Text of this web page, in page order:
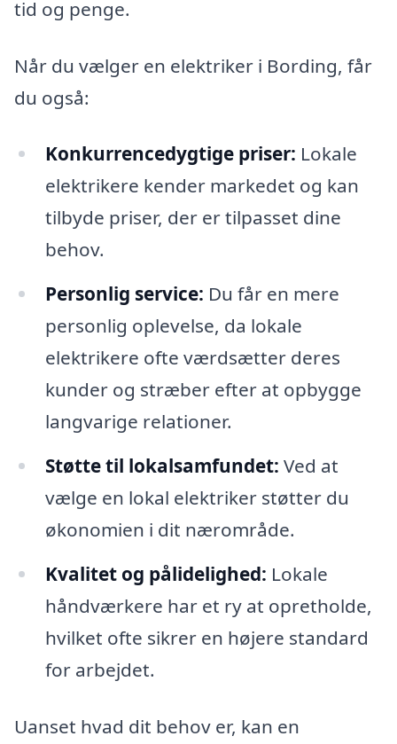
tid og penge.
Når du vælger en elektriker i Bording, får
du også:
Konkurrencedygtige priser: Lokale
elektrikere kender markedet og kan
tilbyde priser, der er tilpasset dine
behov.
Personlig service: Du får en mere
personlig oplevelse, da lokale
elektrikere ofte værdsætter deres
kunder og stræber efter at opbygge
langvarige relationer.
Støtte til lokalsamfundet: Ved at
vælge en lokal elektriker støtter du
økonomien i dit nærområde.
Kvalitet og pålidelighed: Lokale
håndværkere har et ry at opretholde,
hvilket ofte sikrer en højere standard
for arbejdet.
Uanset hvad dit behov er, kan en